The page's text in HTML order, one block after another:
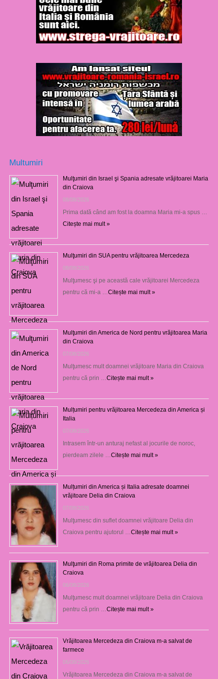
Multumiri
Mulţumiri din Israel şi Spania adresate vrăjitoarei Maria
din Craiova
08/08/2026
Prima dată când am fost la doamna Maria mi-a spus …
Citește mai mult »
Mulţumiri din SUA pentru vrăjitoarea Mercedeza
08/08/2026
Mulţumesc şi pe această cale vrăjitoarei Mercedeza
pentru că mi-a …Citește mai mult »
Mulţumiri din America de Nord pentru vrăjitoarea Maria
din Craiova
07/08/2026
Mulţumesc mult doamnei vrăjitoare Maria din Craiova
pentru că prin …Citește mai mult »
Mulțumiri pentru vrăjitoarea Mercedeza din America și
Italia
07/08/2026
Intrasem într-un anturaj nefast al jocurile de noroc,
pierdeam zilele …Citește mai mult »
Mulțumiri din America și Italia adresate doamnei
vrăjitoare Delia din Craiova
07/08/2026
Mulţumesc din suflet doamnei vrăjitoare Delia din
Craiova pentru ajutorul …Citește mai mult »
Mulţumiri din Roma primite de vrăjitoarea Delia din
Craiova
06/08/2026
Mulţumesc mult doamnei vrăjitoare Delia din Craiova
pentru că prin …Citește mai mult »
Vrăjitoarea Mercedeza din Craiova m-a salvat de
farmece
06/08/2026
Vrăjitoarea Mercedeza din Craiova m-a salvat de